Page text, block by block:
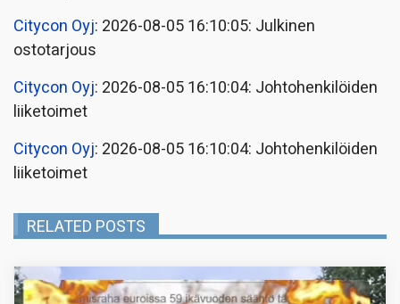
Citycon Oyj: 2026-08-05 16:10:05: Julkinen
ostotarjous
Citycon Oyj: 2026-08-05 16:10:04: Johtohenkilöiden
liiketoimet
Citycon Oyj: 2026-08-05 16:10:04: Johtohenkilöiden
liiketoimet
RELATED POSTS